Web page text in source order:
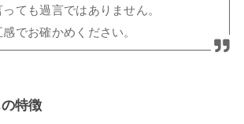
ても過言ではありません。
でお確かめください。
特徴